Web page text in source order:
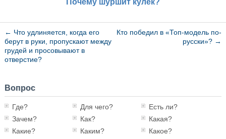
Почему шуршит кулек?
← Что удлиняется, когда его
берут в руки, пропускают между
грудей и просовывают в
отверстие?
Кто победил в «Топ-модель по-
русски»? →
Вопрос
Где? Для чего?
Есть ли?
Зачем?
Как?
Какая?
Какие?
Каким?
Какое?